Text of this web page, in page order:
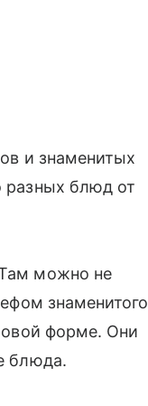
и знаменитых
разных блюд от
можно не
знаменитого
форме. Они
блюда.